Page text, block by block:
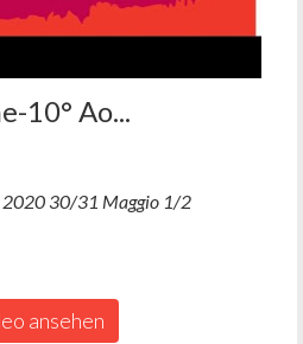
10° Ao...
2020 30/31 Maggio 1/2
ansehen